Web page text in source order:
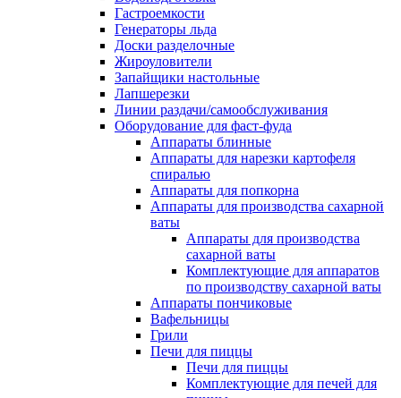
Гастроемкости
Генераторы льда
Доски разделочные
Жироуловители
Запайщики настольные
Лапшерезки
Линии раздачи/самообслуживания
Оборудование для фаст-фуда
Аппараты блинные
Аппараты для нарезки картофеля
спиралью
Аппараты для попкорна
Аппараты для производства сахарной
ваты
Аппараты для производства
сахарной ваты
Комплектующие для аппаратов
по производству сахарной ваты
Аппараты пончиковые
Вафельницы
Грили
Печи для пиццы
Печи для пиццы
Комплектующие для печей для